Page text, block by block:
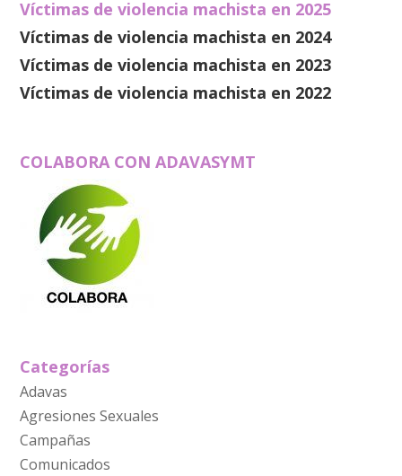
Víctimas de violencia machista en 2025
Víctimas de violencia machista en 2024
Víctimas de violencia machista en 2023
Víctimas de violencia machista en 2022
COLABORA CON ADAVASYMT
Categorías
Adavas
Agresiones Sexuales
Campañas
Comunicados